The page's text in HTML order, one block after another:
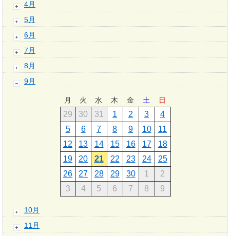
4月
5月
6月
7月
8月
9月
月 火 水 木 金 土 日
29 30 31 1 2 3
4
5
6 7 8 9 10
11
12
13 14 15 16 17
18
19
20 21 22 23 24
25
26
27 28 29 30 1
2
3
4 5 6 7 8 9
10月
11月